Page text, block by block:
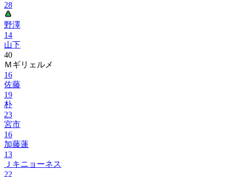
28
野澤
14
山下
40
Ｍギリェルメ
16
佐藤
19
朴
23
宮市
16
加藤蓮
13
Ｊキニョーネス
22